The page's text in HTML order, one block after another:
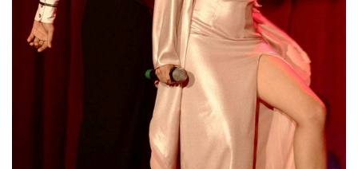
ngoại hình giống hệt Chí Anh, đặc biệt là khi Phan
Hiển khoác lên mình trang phục khiêu vũ. Đã không
ít lần, chàng trai này bị các bạn nhầm lẫn với "sư
phụ" Chí Anh, thậm chí kể cả Khánh Thi cũng còn
khó lòng phân biệt thầy - trò nếu chỉ nhìn cả hai ở